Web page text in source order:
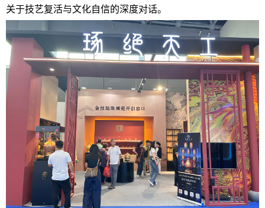
关于技艺复活与文化自信的深度对话。